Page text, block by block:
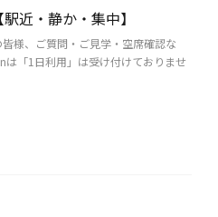
近・静か・集中】
様、ご質問・ご見学・空席確認な
「1日利用」は受け付けておりませ